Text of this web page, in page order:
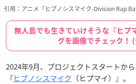
引用：アニメ『ヒプノシスマイク-Division Rap
無人島でも生きていけそうな『ヒプ
グを画像でチェック！
2024年9月、プロジェクトスタートか
『ヒプノシスマイク （ヒプマイ）』。